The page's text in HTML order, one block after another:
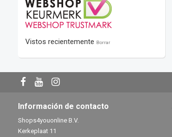
Vistos recientemente Borrar
Información de contacto
Shops4youonline B.V.
Kerkeplaat 11